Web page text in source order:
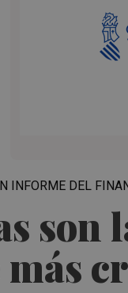
son
más
INFORME DEL